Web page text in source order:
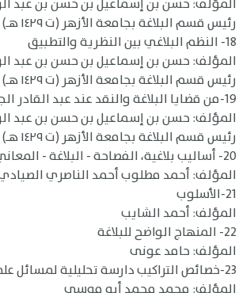
المؤلف: حسن بن إسماعيل بن حسن بن عبد
رئيس قسم البلاغة بجامعة الأزهر (ت ١٤٢٩ هـ)
18- النظم البلاغي بين النظرية والتطبيق
المؤلف: حسن بن إسماعيل بن حسن بن عبد
رئيس قسم البلاغة بجامعة الأزهر (ت ١٤٢٩ هـ)
19-من قضايا البلاغة والنقد عند عبد القادر الجرجاني
المؤلف: حسن بن إسماعيل بن حسن بن عبد
رئيس قسم البلاغة بجامعة الأزهر (ت ١٤٢٩ هـ)
20- أساليب بلاغية، الفصاحة - البلاغة - المعاني
المؤلف: أحمد مطلوب أحمد الناصري
21-الأسلوب
المؤلف: أحمد الشايب
22- المنهاج الواضح للبلاغة
المؤلف: حامد عونى
23-خصائص التراكيب دارسة تحليلية لمسائل علم المعاني